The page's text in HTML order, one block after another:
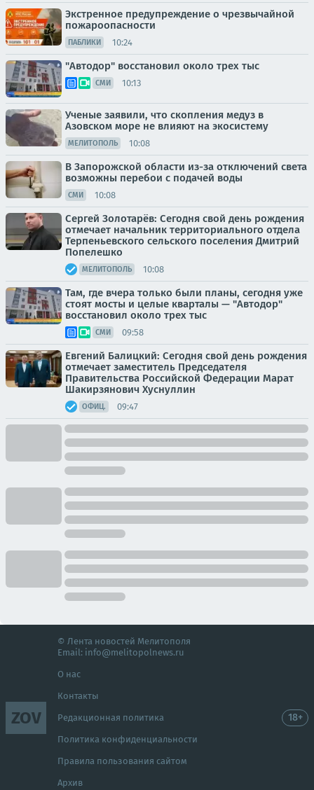
Экстренное предупреждение о чрезвычайной
пожароопасности
ПАБЛИКИ 10:24
"Автодор" восстановил около трех тыс
СМИ 10:13
Ученые заявили, что скопления медуз в
Азовском море не влияют на экосистему
МЕЛИТОПОЛЬ 10:08
В Запорожской области из-за отключений света
возможны перебои с подачей воды
СМИ 10:08
Сергей Золотарёв: Сегодня свой день рождения
отмечает начальник территориального отдела
Терпеньевского сельского поселения Дмитрий
Попелешко
МЕЛИТОПОЛЬ 10:08
Там, где вчера только были планы, сегодня уже
стоят мосты и целые кварталы — "Автодор"
восстановил около трех тыс
СМИ 09:58
Евгений Балицкий: Сегодня свой день рождения
отмечает заместитель Председателя
Правительства Российской Федерации Марат
Шакирзянович Хуснуллин
ОФИЦ. 09:47
ZOV
© Лента новостей Мелитополя
Email: info@melitopolnews.ru
О нас
Контакты
Редакционная политика
Политика конфиденциальности
Правила пользования сайтом
Архив
18+